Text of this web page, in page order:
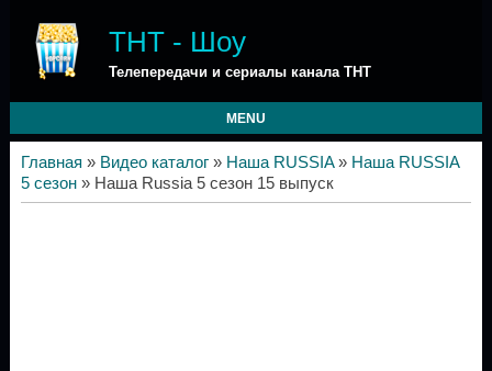
ТНТ - Шоу
Телепередачи и сериалы канала ТНТ
MENU
Главная » Видео каталог» Наша RUSSIA» Наша RUSSIA
5 сезон» Наша Russia 5 сезон 15 выпуск